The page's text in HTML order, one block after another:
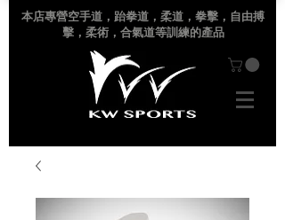
本店專營空手道 ，跆拳道，柔道，拳擊，自由搏
擊，柔術，合氣道等訓練的產品